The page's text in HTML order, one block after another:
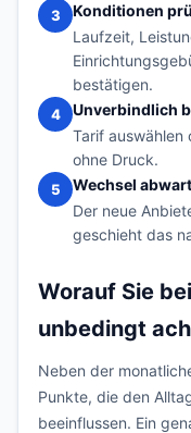
3
Konditionen
Laufzeit,
bestätigen.
4
Unverbindlich
Tarif auswählen
ohne Druck.
5
Wechsel
Der neue
geschieht das
Worauf Sie
unbedingt
Neben der
Punkte, die den
beeinflussen. Ein